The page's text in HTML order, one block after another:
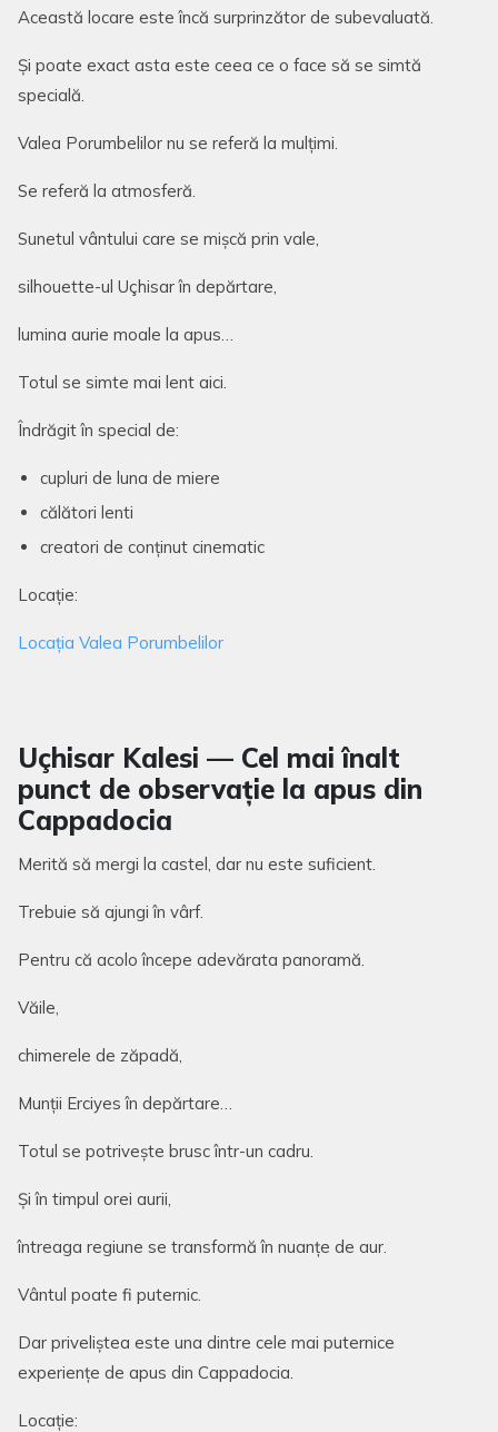
Această locare este încă surprinzător de subevaluată.
Și poate exact asta este ceea ce o face să se simtă
specială.
Valea Porumbelilor nu se referă la mulțimi.
Se referă la atmosferă.
Sunetul vântului care se mișcă prin vale,
silhouette-ul Uçhisar în depărtare,
lumina aurie moale la apus…
Totul se simte mai lent aici.
Îndrăgit în special de:
cupluri de luna de miere
călători lenti
creatori de conținut cinematic
Locație:
Locația Valea Porumbelilor
Uçhisar Kalesi — Cel mai înalt
punct de observație la apus din
Cappadocia
Merită să mergi la castel, dar nu este suficient.
Trebuie să ajungi în vârf.
Pentru că acolo începe adevărata panoramă.
Văile,
chimerele de zăpadă,
Munții Erciyes în depărtare…
Totul se potrivește brusc într-un cadru.
Și în timpul orei aurii,
întreaga regiune se transformă în nuanțe de aur.
Vântul poate fi puternic.
Dar priveliștea este una dintre cele mai puternice
experiențe de apus din Cappadocia.
Locație: